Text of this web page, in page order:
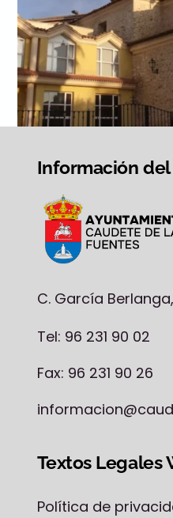
Información
C. García
Tel: 96 231 90 02
Fax: 96 231 90 26
Textos Legales
Política de